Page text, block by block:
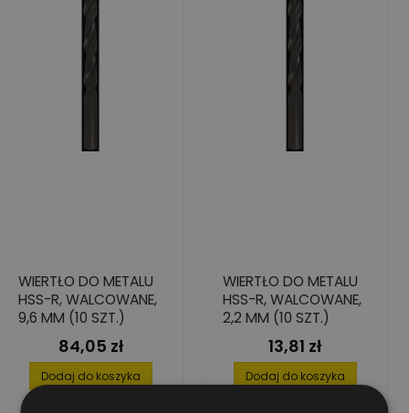
WIERTŁO DO METALU
HSS-R, WALCOWANE,
9,6 MM (10 SZT.)
Cena
84,05 zł
Dodaj do koszyka
WIERTŁO DO METALU
HSS-R, WALCOWANE,
2,2 MM (10 SZT.)
Cena
13,81 zł
Dodaj do koszyka